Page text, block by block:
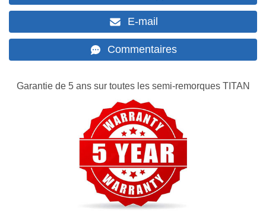
E-mail
Commentaires
Garantie de 5 ans sur toutes les semi-remorques TITAN